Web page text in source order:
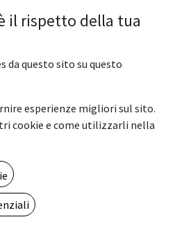
75 IFX UHD 8MS VGA HDMI
USB 16:9
il rispetto della tua
da questo sito su questo
esperienze migliori sul sito.
cookie e come utilizzarli nella